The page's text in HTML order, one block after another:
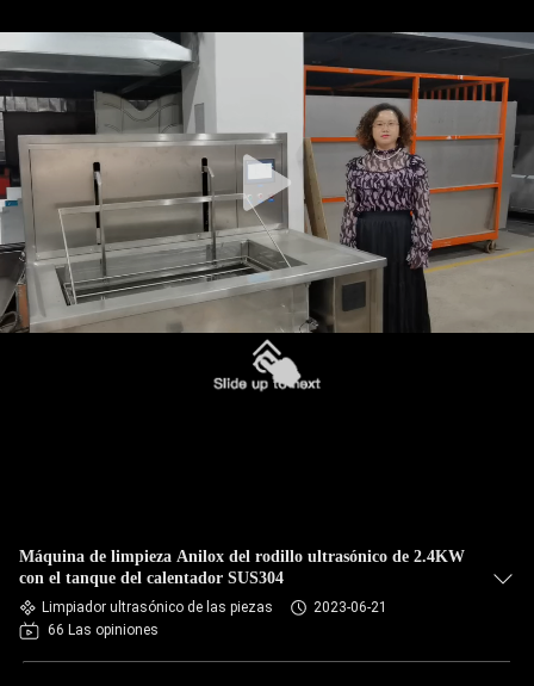
Máquina de limpieza Anilox del rodillo ultrasónico de 2.4KW
con el tanque del calentador SUS304
Limpiador ultrasónico de las piezas
2023-06-21
66 Las opiniones